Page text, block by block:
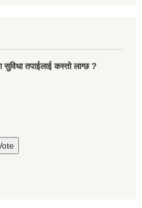
सुविधा तपाईलाई कस्तो लाग्छ ?